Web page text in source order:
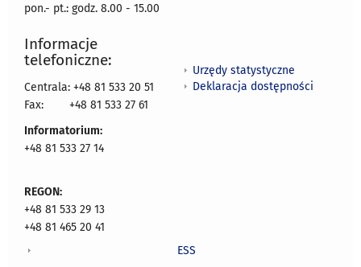
pon.- pt.: godz. 8.00 - 15.00
Informacje
telefoniczne:
Centrala: +48 81 533 20 51
Fax:
+48 81 533 27 61
Informatorium:
+48 81 533 27 14
REGON:
+48 81 533 29 13
+48 81 465 20 41
Urzędy statystyczne
Deklaracja dostępności
ESS